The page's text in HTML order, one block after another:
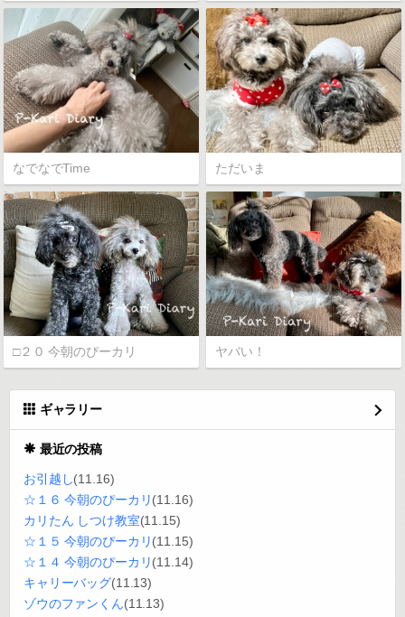
なでなでTime ただいま
□２０ 今朝のぴーカリ ヤバい！
ギャラリー
最近の投稿
お引越し(11.16)
☆１６ 今朝のぴーカリ(11.16)
カリたん しつけ教室(11.15)
☆１５ 今朝のぴーカリ(11.15)
☆１４ 今朝のぴーカリ(11.14)
キャリーバッグ(11.13)
ゾウのファンくん(11.13)